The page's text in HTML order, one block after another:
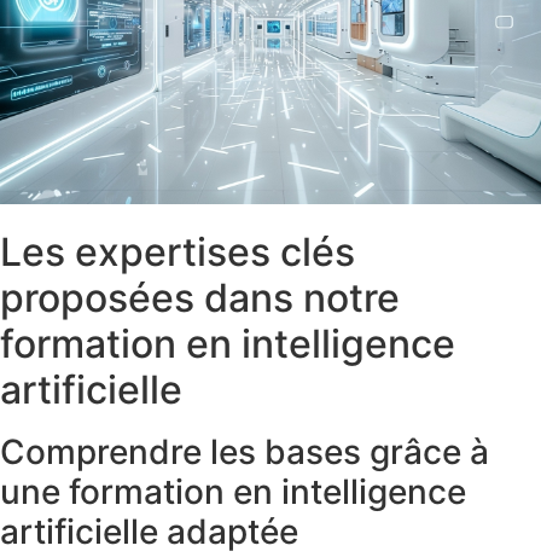
Les expertises clés
proposées dans notre
formation en intelligence
artificielle
Comprendre les bases grâce à
une formation en intelligence
artificielle adaptée